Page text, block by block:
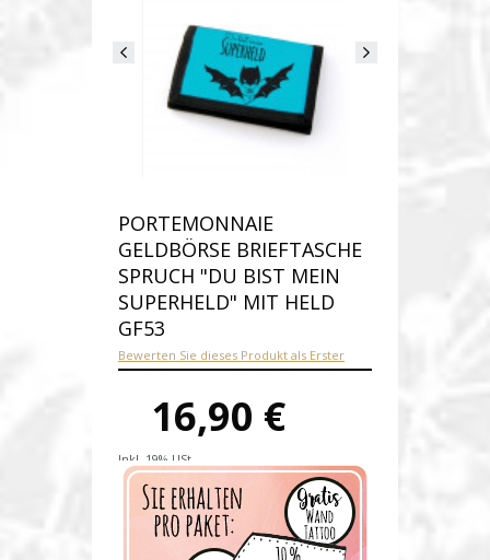
PORTEMONNAIE
GELDBÖRSE BRIEFTASCHE
SPRUCH "DU BIST MEIN
SUPERHELD" MIT HELD
GF53
Bewerten Sie dieses Produkt als Erster
16,90 €
Inkl. 19% USt.
Versandkosten
Produktnummer:gf53-C
Verfügbarkeit:Ausverkauft
Lieferzeit: 1-2 Werktage